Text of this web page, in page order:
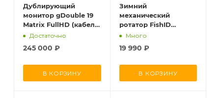
Дублирующий
монитор gDouble 19
Matrix FullHD (кабель
4.5м)
Достаточно
245 000 ₽
В КОРЗИНУ
Зимний
механический
ротатор FishID
(карбон, базовая
Много
19 990 ₽
В КОРЗИНУ